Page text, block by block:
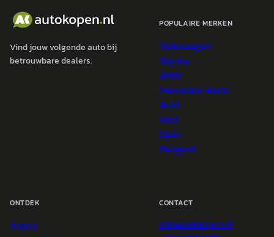
Vind jouw volgende auto bij
betrouwbare dealers.
POPULAIRE MERKEN
Volkswagen
Toyota
BMW
Mercedes-Benz
Audi
Ford
Opel
Peugeot
ONTDEK
Auto's
CONTACT
info@autokopen.nl